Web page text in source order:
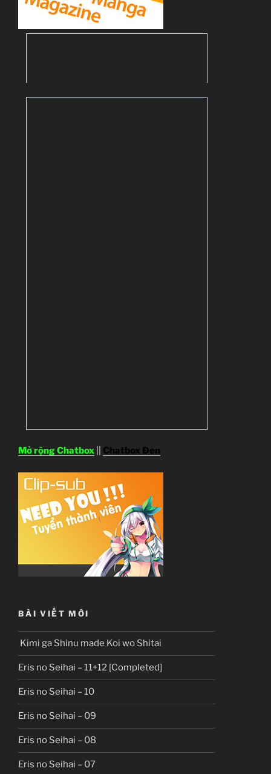
Mở rộng Chatbox Chatbox Đen
BÀI VIẾT MỚI
Kimi ga Shinu made Koi wo Shitai
Eris no Seihai – 11+12 [Completed]
Eris no Seihai – 10
Eris no Seihai – 09
Eris no Seihai – 08
Eris no Seihai – 07